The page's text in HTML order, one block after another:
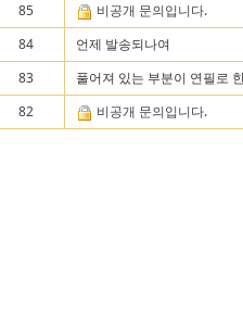
85
비공개 문의입니다.
84
언제 발송되나여
83
풀어져 있는 부분이 연필로
82
비공개 문의입니다.